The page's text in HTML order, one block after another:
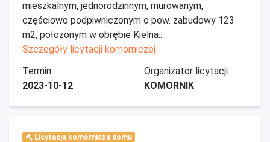
mieszkalnym, jednorodzinnym, murowanym,
częściowo podpiwniczonym o pow. zabudowy 123
m2, położonym w obrębie Kielna...
Szczegóły licytacji komorniczej
Termin:
2023-10-12
Organizator licytacji:
KOMORNIK
Licytacja komornicza domu